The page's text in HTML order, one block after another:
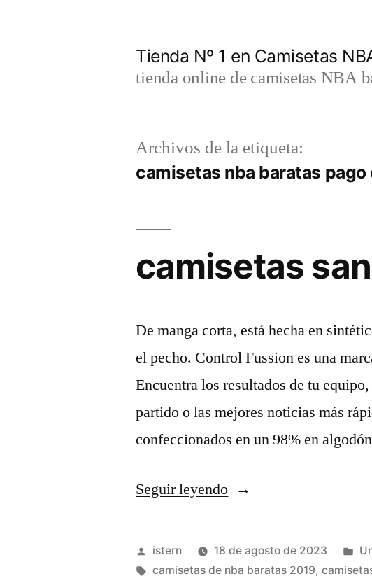
Tienda Nº 1 en Camisetas
tienda online de camisetas NBA
Archivos de la etiqueta:
camisetas nba baratas
camisetas
De manga corta, está hecha en
el pecho. Control Fussion es una
Encuentra los resultados de tu
partido o las mejores noticias más
confeccionados en un 98% en
Seguir leyendo«camisetas
patricio
nba»
Publicado
por
istern 18 de agosto de 2023
en
Etiquetas:
camisetas de nba baratas 2019,